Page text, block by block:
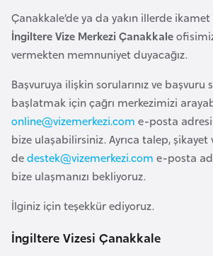
Çanakkale’de ya da yakın illerde
İngiltere Vize Merkezi Çanakkale
vermekten memnuniyet duyacağız.
Başvuruya ilişkin sorularınız ve başvuru
başlatmak için çağrı merkezimizi
online@vizemerkezi.com e-posta
bize ulaşabilirsiniz. Ayrıca talep,
dedestek@vizemerkezi.com e-posta
bize ulaşmanızı bekliyoruz.
İlginiz için teşekkür ediyoruz.
İngiltere Vizesi Çanakkale
y
c
a
n
B
a
h
r
e
n